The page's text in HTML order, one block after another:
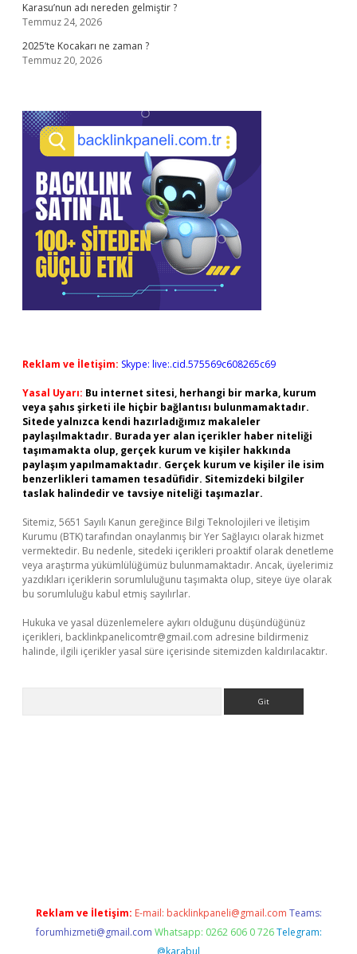
Karasu’nun adı nereden gelmiştir ?
Temmuz 24, 2026
2025’te Kocakarı ne zaman ?
Temmuz 20, 2026
Reklam ve İletişim: Skype: live:.cid.575569c608265c69
Yasal Uyarı: Bu internet sitesi, herhangi bir marka, kurum
veya şahıs şirketi ile hiçbir bağlantısı bulunmamaktadır.
Sitede yalnızca kendi hazırladığımız makaleler
paylaşılmaktadır. Burada yer alan içerikler haber niteliği
taşımamakta olup, gerçek kurum ve kişiler hakkında
paylaşım yapılmamaktadır. Gerçek kurum ve kişiler ile isim
benzerlikleri tamamen tesadüfidir. Sitemizdeki bilgiler
taslak halindedir ve tavsiye niteliği taşımazlar.
Sitemiz, 5651 Sayılı Kanun gereğince Bilgi Teknolojileri ve İletişim
Kurumu (BTK) tarafından onaylanmış bir Yer Sağlayıcı olarak hizmet
vermektedir. Bu nedenle, sitedeki içerikleri proaktif olarak denetleme
veya araştırma yükümlülüğümüz bulunmamaktadır. Ancak, üyelerimiz
yazdıkları içeriklerin sorumluluğunu taşımakta olup, siteye üye olarak
bu sorumluluğu kabul etmiş sayılırlar.
Hukuka ve yasal düzenlemelere aykırı olduğunu düşündüğünüz
içerikleri, backlinkpanelicomtr@gmail.com adresine bildirmeniz
halinde, ilgili içerikler yasal süre içerisinde sitemizden kaldırılacaktır.
Reklam ve İletişim: E-mail: backlinkpaneli@gmail.com Teams:
forumhizmeti@gmail.com Whatsapp: 0262 606 0 726 Telegram:
@karabul